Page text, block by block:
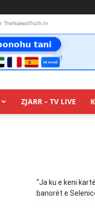
TheNakedTruth.tv
ZJARR – TV LIVE
“Ja ku e keni
banorët e